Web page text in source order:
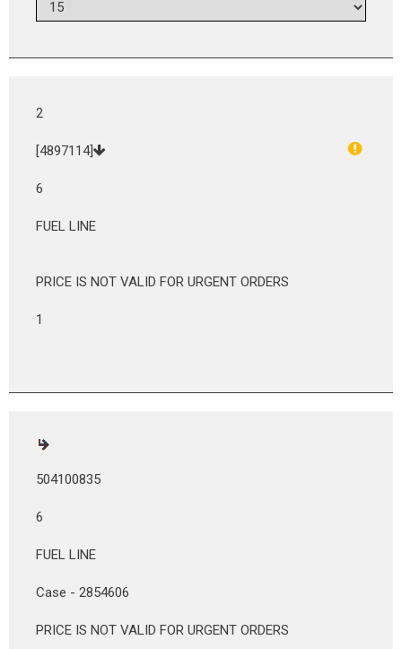
2
[4897114]
6
FUEL LINE
PRICE IS NOT VALID FOR URGENT ORDERS
1
504100835
6
FUEL LINE
Case - 2854606
PRICE IS NOT VALID FOR URGENT ORDERS